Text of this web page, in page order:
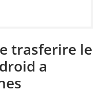
trasferire le
a